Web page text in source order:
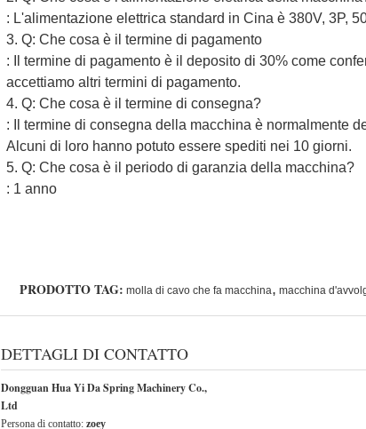
: L'alimentazione elettrica standard in Cina è 380V, 3P,
3. Q: Che cosa è il termine di pagamento
: Il termine di pagamento è il deposito di 30% come
accettiamo altri termini di pagamento.
4. Q: Che cosa è il termine di consegna?
: Il termine di consegna della macchina è normalmente
Alcuni di loro hanno potuto essere spediti nei 10 giorni.
5. Q: Che cosa è il periodo di garanzia della macchina?
: 1 anno
PRODOTTO TAG: molla di cavo che fa macchina, macchina
DETTAGLI DI CONTATTO
Dongguan Hua Yi Da Spring Machinery Co.,
Ltd
Persona di contatto: zoey